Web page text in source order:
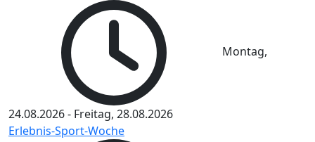
Montag,
24.08.2026- Freitag, 28.08.2026
Erlebnis-Sport-Woche